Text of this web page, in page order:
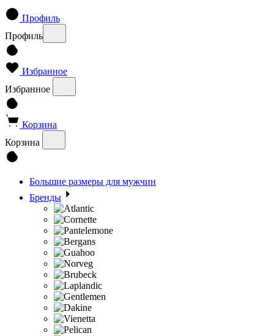
Профиль
Профиль
Избранное
Избранное
Корзина
Корзина
Большие размеры для мужчин
Бренды